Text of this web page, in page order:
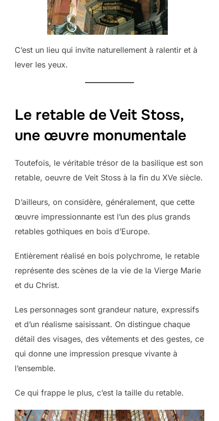
C’est un lieu qui invite naturellement à ralentir et à
lever les yeux.
Le retable de Veit Stoss,
une œuvre monumentale
Toutefois, le véritable trésor de la basilique est son
retable, oeuvre de Veit Stoss à la fin du XVe siècle.
D’ailleurs, on considère, généralement, que cette
œuvre impressionnante est l’un des plus grands
retables gothiques en bois d’Europe.
Entièrement réalisé en bois polychrome, le retable
représente des scènes de la vie de la Vierge Marie
et du Christ.
Les personnages sont grandeur nature, expressifs
et d’un réalisme saisissant. On distingue chaque
détail des visages, des vêtements et des gestes, ce
qui donne une impression presque vivante à
l’ensemble.
Ce qui frappe le plus, c’est la taille du retable.